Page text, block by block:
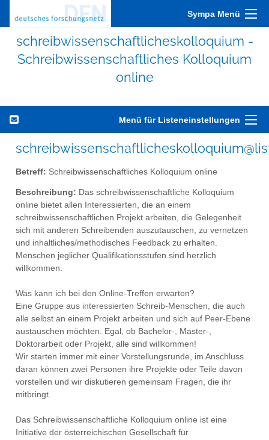
Sympa Menü
schreibwissenschaftlicheskolloquium -
Schreibwissenschaftliches Kolloquium
online
Menü für Listeneinstellungen
Betreff: Schreibwissenschaftliches Kolloquium online
Beschreibung: Das schreibwissenschaftliche Kolloquium
online bietet allen Interessierten, die an einem
schreibwissenschaftlichen Projekt arbeiten, die Gelegenheit
sich mit anderen Schreibenden auszutauschen, zu vernetzen
und inhaltliches/methodisches Feedback zu erhalten.
Menschen jeglicher Qualifikationsstufen sind herzlich
willkommen.
Was kann ich bei den Online-Treffen erwarten?
Eine Gruppe aus interessierten Schreib-Menschen, die auch
alle selbst an einem Projekt arbeiten und sich auf Peer-Ebene
austauschen möchten. Egal, ob Bachelor-, Master-,
Doktorarbeit oder Projekt, alle sind willkommen!
Wir starten immer mit einer Vorstellungsrunde, im Anschluss
daran können zwei Personen ihre Projekte oder Teile davon
vorstellen und wir diskutieren gemeinsam Fragen, die ihr
mitbringt.
Das Schreibwissenschaftliche Kolloquium online ist eine
Initiative der österreichischen Gesellschaft für